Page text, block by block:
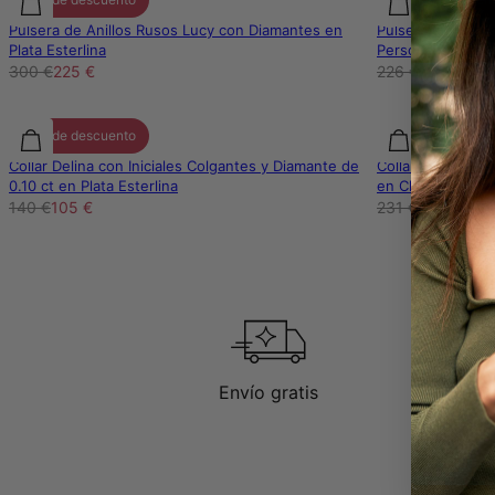
Pulsera de Anillos Rusos Lucy con Diamantes en
Plata Esterlina
300 €225 €
Pulsera de
Personalizados
226 € 169 €
25% de descuento
Collar Delina con Iniciales Colgantes y Diamante de
0.10 ct en Plata Esterlina
140 €105 €
25% de descuento
Collar de
en Chapa de Oro
231 €173 €
Envío gratis